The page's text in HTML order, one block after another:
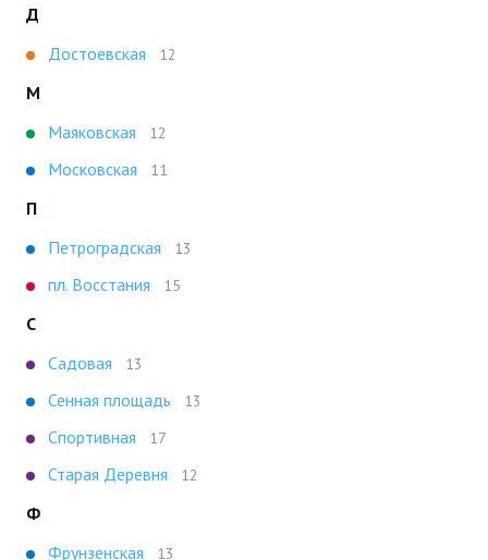
Д
Достоевская
12
М
Маяковская
12
Московская 11
П
Петроградская
13
пл. Восстания 15
С
Садовая
13
Сенная площадь 13
Спортивная 17
Старая Деревня 12
Ф
Фрунзенская
13